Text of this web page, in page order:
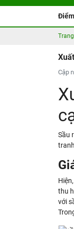
THẨM ĐỊNH
Cập
Sầu
Hiện,
thu
với